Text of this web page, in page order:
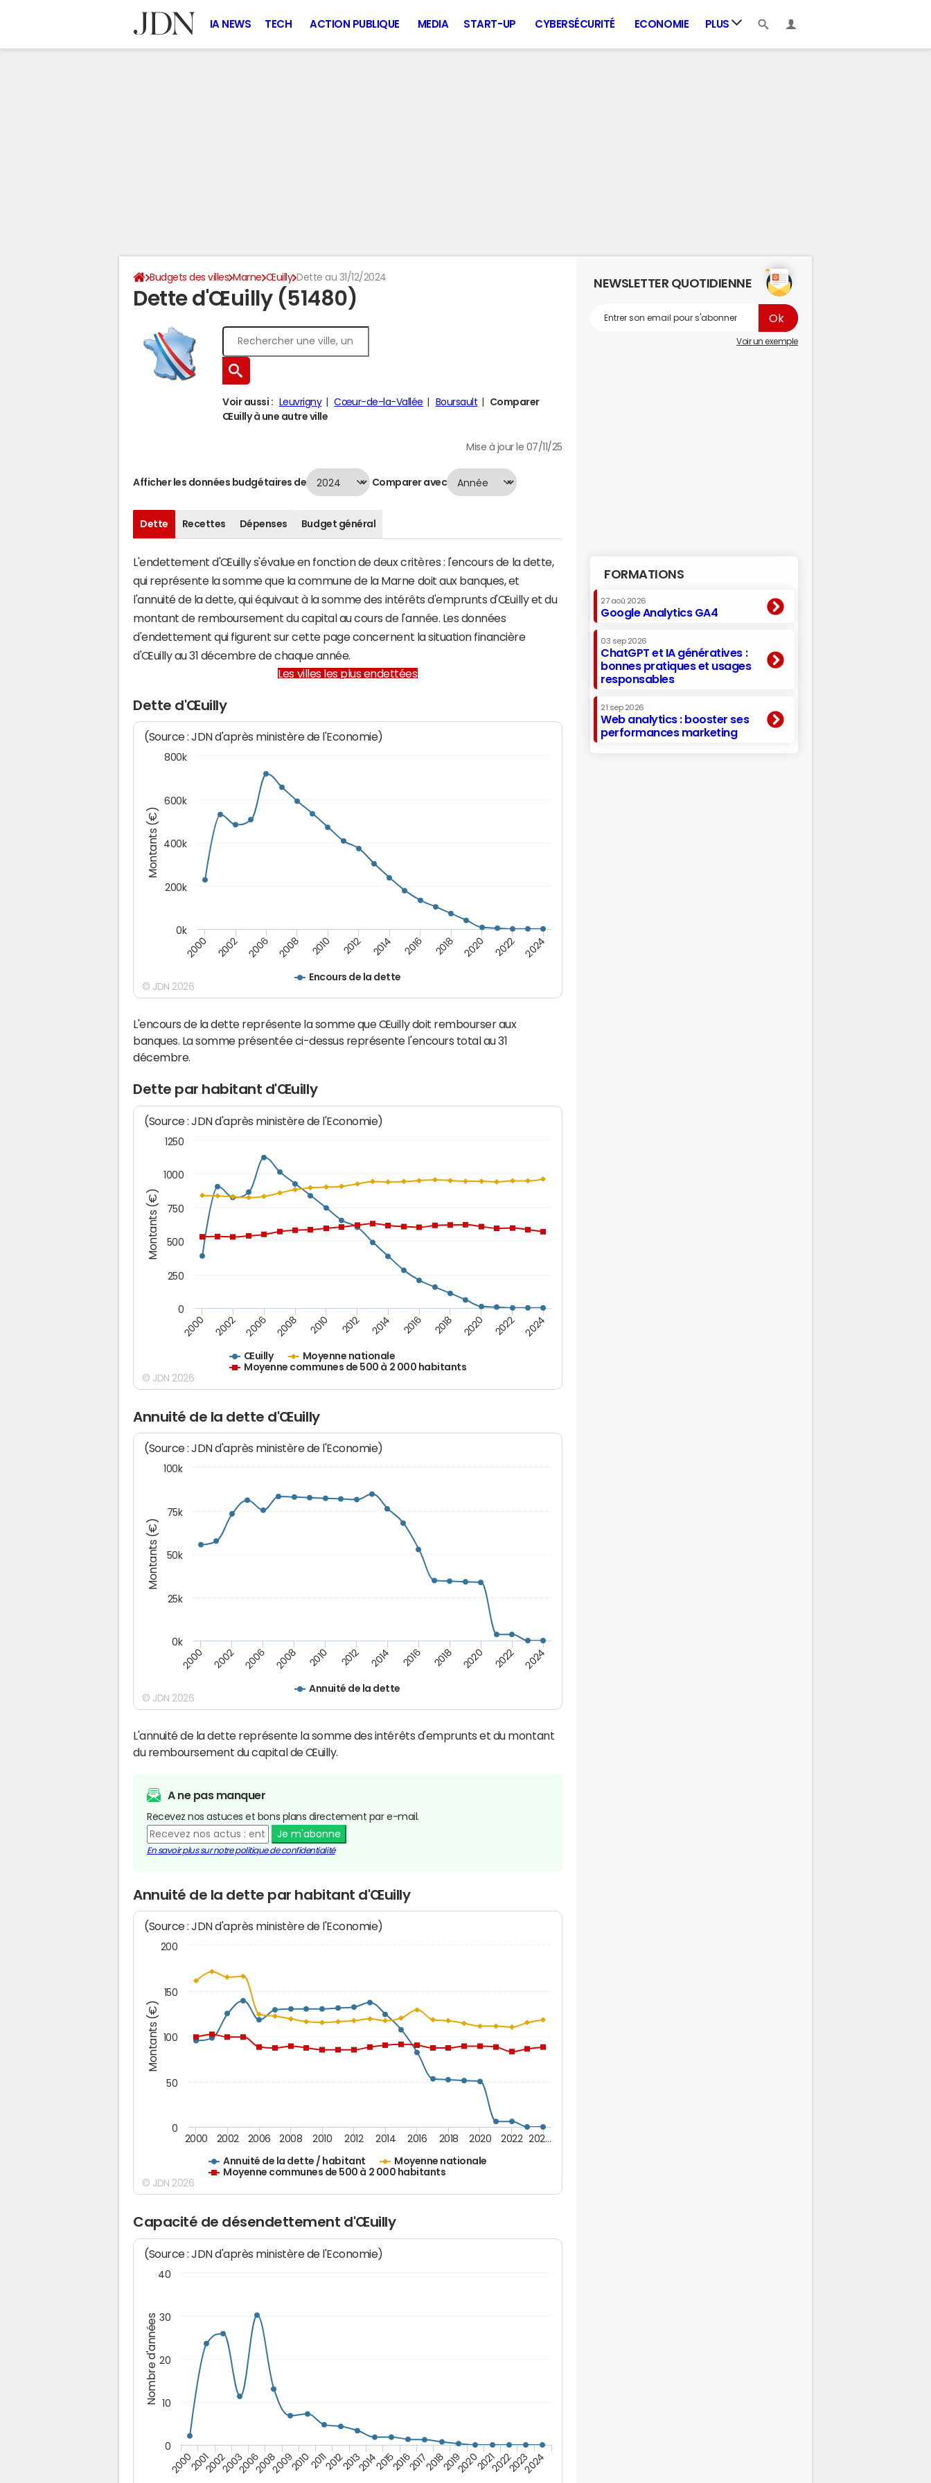
IA NEWS TECH ACTION PUBLIQUE MEDIA START-UP CYBERSÉCURITÉ ECONOMIE PLUS
Budgets des villes Marne Œuilly Dette au 31/12/2024
Dette d'Œuilly (51480)
Voir aussi : Leuvrigny Cœur-de-la-Vallée Boursault
Comparer
Œuilly à une autre ville
Mise à jour le 07/11/25
Afficher les données budgétaires de Comparer avec
Dette Recettes Dépenses Budget général
L'endettement d'Œuilly s'évalue en fonction de deux critères : l'encours de la dette,
qui représente la somme que la commune de la Marne doit aux banques, et
l'annuité de la dette, qui équivaut à la somme des intérêts d'emprunts d'Œuilly et du
montant de remboursement du capital au cours de l'année. Les données
d'endettement qui figurent sur cette page concernent la situation financière
d'Œuilly au 31 décembre de chaque année.
Les villes les plus endettées
Dette d'Œuilly
Montants (€)
(Source : JDN d'après ministère de l'Economie)
Encours de la dette
2000 2002 2006 2008 2010 2012 2014 2016 2018 2020 2022 2024
0k
200k
400k
600k
800k
© JDN 2026
L'encours de la dette représente la somme que Œuilly doit rembourser aux
banques. La somme présentée ci-dessus représente l'encours total au 31
décembre.
Dette par habitant d'Œuilly
Montants (€)
(Source : JDN d'après ministère de l'Economie)
Œuilly
Moyenne nationale
Moyenne communes de 500 à 2 000 habitants
2000 2002 2006 2008 2010 2012 2014 2016 2018 2020 2022 2024
0
250
500
750
1000
1250
© JDN 2026
Annuité de la dette d'Œuilly
Montants (€)
(Source : JDN d'après ministère de l'Economie)
Annuité de la dette
2000 2002 2006 2008 2010 2012 2014 2016 2018 2020 2022 2024
0k
25k
50k
75k
100k
© JDN 2026
L'annuité de la dette représente la somme des intérêts d'emprunts et du montant
du remboursement du capital de Œuilly.
A ne pas manquer
Recevez nos astuces et bons plans directement par e-mail.
Je m'abonne
En savoir plus sur notre politique de confidentialité
Annuité de la dette par habitant d'Œuilly
Montants (€)
(Source : JDN d'après ministère de l'Economie)
Annuité de la dette / habitant
Moyenne nationale
Moyenne communes de 500 à 2 000 habitants
2000 2002 2006 2008 2010 2012 2014 2016 2018 2020 2022 202…
0
50
100
150
200
© JDN 2026
Capacité de désendettement d'Œuilly
Nombre d'années
(Source : JDN d'après ministère de l'Economie)
2000200120022003200620082009201020112012201320142015201620172018201920202021202220232024
0
10
20
30
40
NEWSLETTER QUOTIDIENNE
Voir un exemple
FORMATIONS
27 aoû 2026
Google Analytics GA4
03 sep 2026
ChatGPT et IA génératives :
bonnes pratiques et usages
responsables
21 sep 2026
Web analytics : booster ses
performances marketing